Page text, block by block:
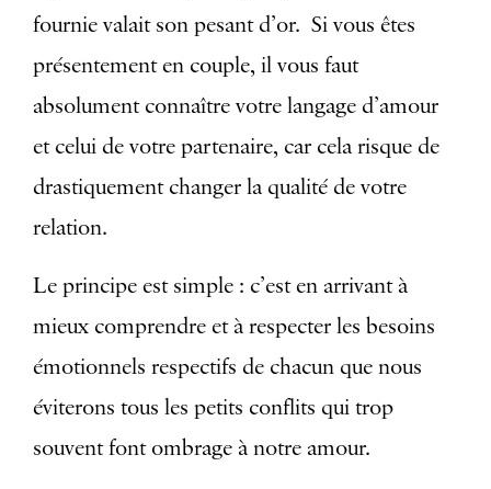
fournie valait son pesant d’or. Si vous êtes
présentement en couple, il vous faut
absolument connaître votre langage d’amour
et celui de votre partenaire, car cela risque de
drastiquement changer la qualité de votre
relation.
Le principe est simple : c’est en arrivant à
mieux comprendre et à respecter les besoins
émotionnels respectifs de chacun que nous
éviterons tous les petits conflits qui trop
souvent font ombrage à notre amour.